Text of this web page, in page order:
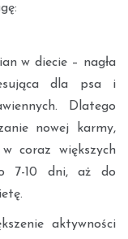
w diecie – nagła
dla psa i
Dlatego
nowej karmy,
coraz większych
7-10 dni, aż do
aktywności